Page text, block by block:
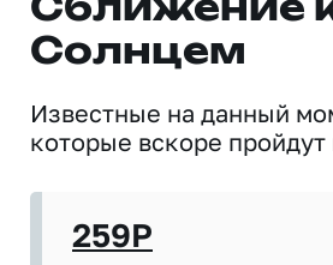
Сближение
Солнцем
Известные на данный
которые вскоре пройдут
259P